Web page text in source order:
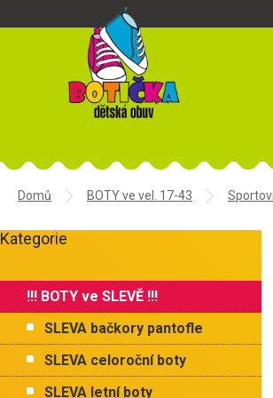
Domů BOTY ve vel. 17-43
o
t
n
í
Přeskočit
Kategorie
!!! BOTY ve SLEVĚ !!!
SLEVA bačkory pantofle
SLEVA celoroční boty
SLEVA letní boty